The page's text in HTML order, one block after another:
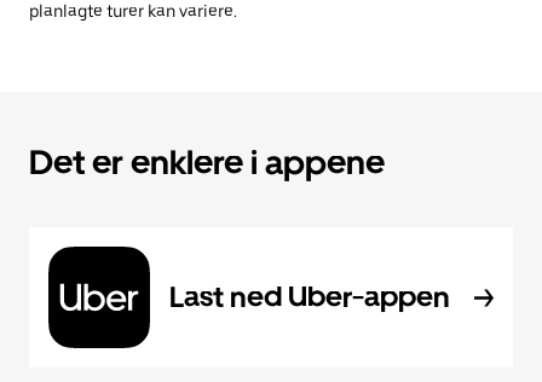
planlagte turer kan variere.
Det er enklere i appene
Last ned Uber-appen